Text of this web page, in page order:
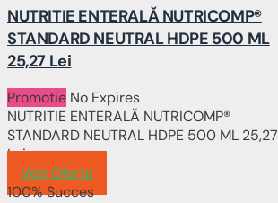
NUTRITIE ENTERALĂ NUTRICOMP®
STANDARD NEUTRAL HDPE 500 ML
25,27 Lei
Promotie No Expires
NUTRITIE ENTERALĂ NUTRICOMP®
STANDARD NEUTRAL HDPE 500 ML 25,27
Lei
Vezi Oferta
100% Succes